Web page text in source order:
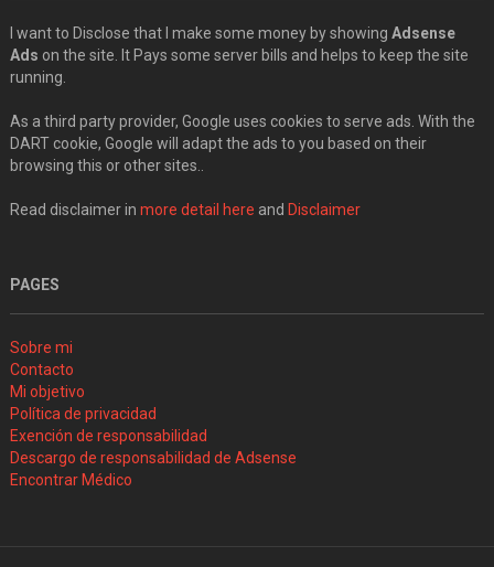
I want to Disclose that I make some money by showing Adsense
Ads on the site. It Pays some server bills and helps to keep the site
running.
As a third party provider, Google uses cookies to serve ads. With the
DART cookie, Google will adapt the ads to you based on their
browsing this or other sites..
Read disclaimer in more detail here and Disclaimer
PAGES
Sobre mi
Contacto
Mi objetivo
Política de privacidad
Exención de responsabilidad
Descargo de responsabilidad de Adsense
Encontrar Médico